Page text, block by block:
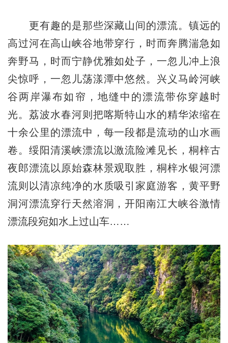
更有趣的是那些深藏山间的漂流。镇远的
高过河在高山峡谷地带穿行，时而奔腾湍急如
奔野马，时而宁静优雅如处子，一忽儿冲上浪
尖惊呼，一忽儿荡漾潭中悠然。兴义马岭河峡
谷两岸瀑布如帘，地缝中的漂流带你穿越时
光。荔波水春河则把喀斯特山水的精华浓缩在
十余公里的漂流中，每一段都是流动的山水画
卷。绥阳清溪峡漂流以激流险滩见长，桐梓古
夜郎漂流以原始森林景观取胜，桐梓水银河漂
流则以清凉纯净的水质吸引家庭游客，黄平野
洞河漂流穿行天然溶洞，开阳南江大峡谷激情
漂流段宛如水上过山车……